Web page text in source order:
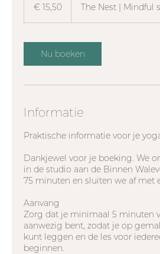
€ 15,50 The Nest | Mindful
Nu boeken
Informatie
Praktische informatie voor je
Dankjewel voor je boeking. We
in de studio aan de Binnen
75 minuten en sluiten we af met
Aanvang
Zorg dat je minimaal 5 minuten
aanwezig bent, zodat je op
kunt leggen en de les voor
beginnen.